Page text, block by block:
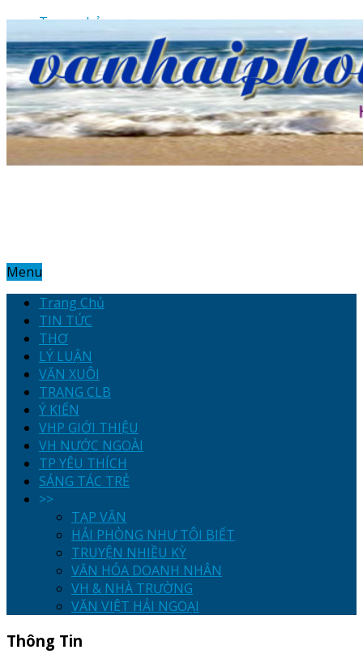
Trang chủ
Hotline: 0912.242.998
Email: vanhaiphong01@gmail.com
Địa chỉ: 19 Trần Hưng Đạo – Hải Phòng
Menu
Trang Chủ
TIN TỨC
THƠ
LÝ LUẬN
VĂN XUÔI
TRANG CLB
Ý KIẾN
VHP GIỚI THIỆU
VH NƯỚC NGOÀI
TP YÊU THÍCH
SÁNG TÁC TRẺ
>>
TẠP VĂN
HẢI PHÒNG NHƯ TÔI BIẾT
TRUYỆN NHIỀU KỲ
VĂN HÓA DOANH NHÂN
VH & NHÀ TRƯỜNG
VĂN VIỆT HẢI NGOẠI
Thông Tin